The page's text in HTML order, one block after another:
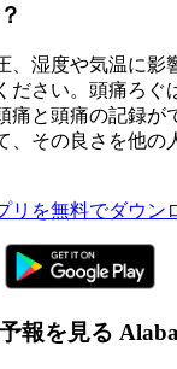
、湿度や気温に影
ださい。頭痛ろぐ
痛と頭痛の記録が
、その良さを他の
リを無料でダウン
報を見る